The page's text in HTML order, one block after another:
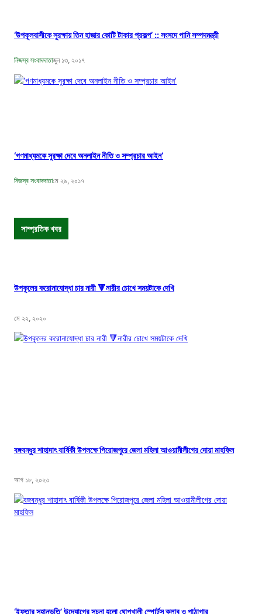
‘উপকূলবাসীকে সুরক্ষায় তিন হাজার কোটি টাকার প্রকল্প’ :: সংসদে পানি সম্পদমন্ত্রী
নিজস্ব সংবাদদাতাজুন ১৩, ২০১৭
‘গণমাধ্যমকে সুরক্ষা দেবে অনলাইন নীতি ও সম্প্রচার আইন’
নিজস্ব সংবাদদাতামে ২৯, ২০১৭
সাম্প্রতিক খবর
উপকূলের করোনাযোদ্ধা চার নারী 🔻নারীর চোখে সময়টাকে দেখি
মে ২২, ২০২০
বঙ্গবন্ধুর শাহাদাৎ বার্ষিকী উপলক্ষে পিরোজপুরে জেলা মহিলা আওয়ামীলীগের দোয়া মাহফিল
আগ ১৮, ২০২৩
‘ইফতার সহানুভূতি’ উদ্যোগের সূচনা হলো ঘোপখালী স্পোর্টস ক্লাব ও পাঠাগার